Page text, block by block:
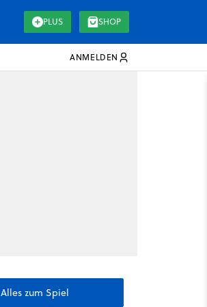
PLUS SHOP
ANMELDEN
Alles zum Spiel